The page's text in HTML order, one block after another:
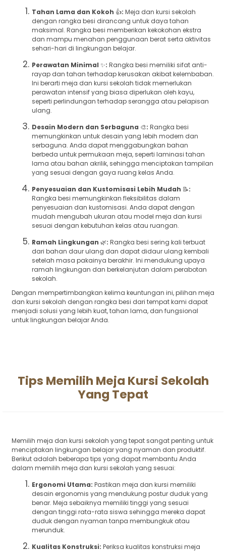
Tahan Lama dan Kokoh 👍: Meja dan kursi sekolah
dengan rangka besi dirancang untuk daya tahan
maksimal. Rangka besi memberikan kekokohan ekstra
dan mampu menahan penggunaan berat serta aktivitas
sehari-hari di lingkungan belajar.
Perawatan Minimal ✨: Rangka besi memiliki sifat anti-
rayap dan tahan terhadap kerusakan akibat kelembaban.
Ini berarti meja dan kursi sekolah tidak memerlukan
perawatan intensif yang biasa diperlukan oleh kayu,
seperti perlindungan terhadap serangga atau pelapisan
ulang.
Desain Modern dan Serbaguna 🎨: Rangka besi
memungkinkan untuk desain yang lebih modern dan
serbaguna. Anda dapat menggabungkan bahan
berbeda untuk permukaan meja, seperti laminasi tahan
lama atau bahan akrilik, sehingga menciptakan tampilan
yang sesuai dengan gaya ruang kelas Anda.
Penyesuaian dan Kustomisasi Lebih Mudah 📝:
Rangka besi memungkinkan fleksibilitas dalam
penyesuaian dan kustomisasi. Anda dapat dengan
mudah mengubah ukuran atau model meja dan kursi
sesuai dengan kebutuhan kelas atau ruangan.
Ramah Lingkungan 🌿: Rangka besi sering kali terbuat
dari bahan daur ulang dan dapat didaur ulang kembali
setelah masa pakainya berakhir. Ini mendukung upaya
ramah lingkungan dan berkelanjutan dalam perabotan
sekolah.
Dengan mempertimbangkan kelima keuntungan ini, pilihan meja
dan kursi sekolah dengan rangka besi dari tempat kami dapat
menjadi solusi yang lebih kuat, tahan lama, dan fungsional
untuk lingkungan belajar Anda.
Tips Memilih Meja Kursi Sekolah
Yang Tepat
Memilih meja dan kursi sekolah yang tepat sangat penting untuk
menciptakan lingkungan belajar yang nyaman dan produktif.
Berikut adalah beberapa tips yang dapat membantu Anda
dalam memilih meja dan kursi sekolah yang sesuai:
Ergonomi Utama: Pastikan meja dan kursi memiliki
desain ergonomis yang mendukung postur duduk yang
benar. Meja sebaiknya memiliki tinggi yang sesuai
dengan tinggi rata-rata siswa sehingga mereka dapat
duduk dengan nyaman tanpa membungkuk atau
merunduk.
Kualitas Konstruksi: Periksa kualitas konstruksi meja